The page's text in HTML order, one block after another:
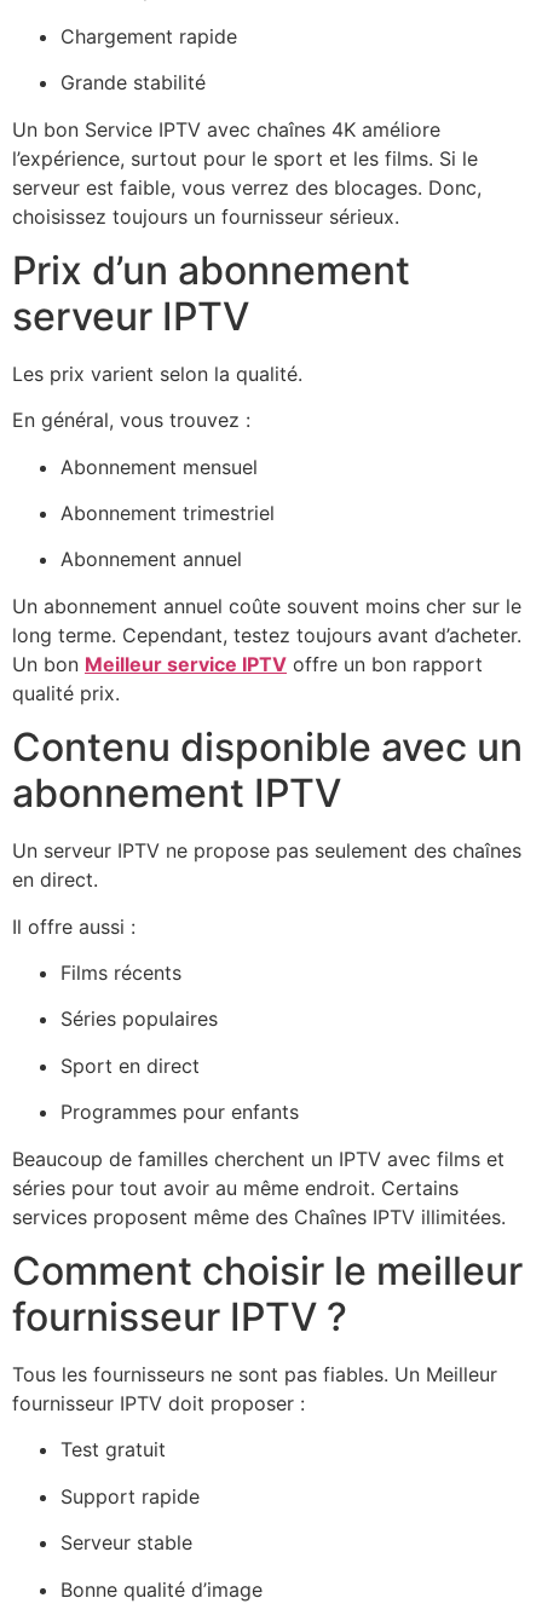
Chargement rapide
Grande stabilité
Un bon Service IPTV avec chaînes 4K améliore
l’expérience, surtout pour le sport et les films. Si le
serveur est faible, vous verrez des blocages. Donc,
choisissez toujours un fournisseur sérieux.
Prix d’un abonnement
serveur IPTV
Les prix varient selon la qualité.
En général, vous trouvez :
Abonnement mensuel
Abonnement trimestriel
Abonnement annuel
Un abonnement annuel coûte souvent moins cher sur le
long terme. Cependant, testez toujours avant d’acheter.
Un bon Meilleur service IPTV offre un bon rapport
qualité prix.
Contenu disponible avec un
abonnement IPTV
Un serveur IPTV ne propose pas seulement des chaînes
en direct.
Il offre aussi :
Films récents
Séries populaires
Sport en direct
Programmes pour enfants
Beaucoup de familles cherchent un IPTV avec films et
séries pour tout avoir au même endroit. Certains
services proposent même des Chaînes IPTV illimitées.
Comment choisir le meilleur
fournisseur IPTV ?
Tous les fournisseurs ne sont pas fiables. Un Meilleur
fournisseur IPTV doit proposer :
Test gratuit
Support rapide
Serveur stable
Bonne qualité d’image